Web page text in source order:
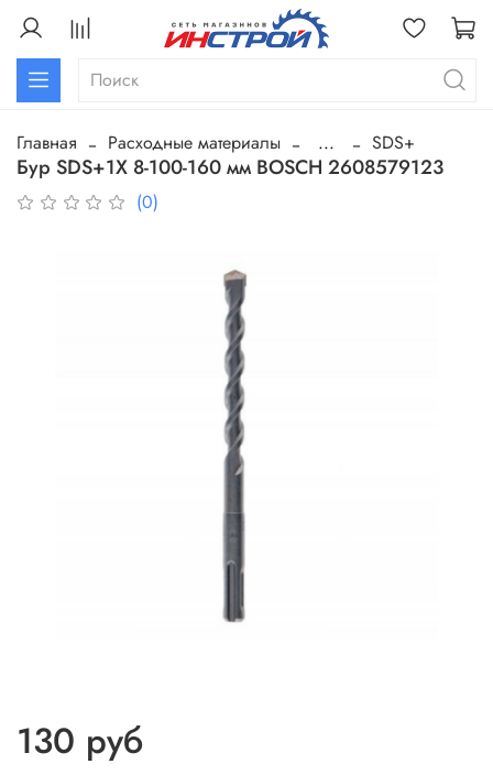
Главная Расходные материалы ... SDS+
Бур SDS+1X 8-100-160 мм BOSCH 2608579123
(0)
130 руб